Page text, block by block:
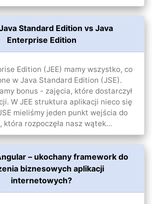
Standard Edition vs Java
Enterprise Edition
Edition (JEE) mamy wszystko, co
w Java Standard Edition (JSE).
bonus - zajęcia, które dostarczył
W JEE struktura aplikacji nieco się
mieliśmy jeden punkt wejścia do
która rozpoczęła nasz wątek…
– ukochany framework do
biznesowych aplikacji
internetowych?